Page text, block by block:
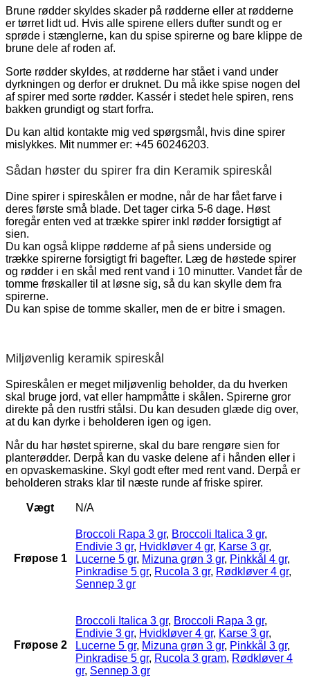
Brune rødder skyldes skader på rødderne eller at rødderne
er tørret lidt ud. Hvis alle spirene ellers dufter sundt og er
sprøde i stænglerne, kan du spise spirerne og bare klippe de
brune dele af roden af.
Sorte rødder skyldes, at rødderne har stået i vand under
dyrkningen og derfor er druknet. Du må ikke spise nogen del
af spirer med sorte rødder. Kassér i stedet hele spiren, rens
bakken grundigt og start forfra.
Du kan altid kontakte mig ved spørgsmål, hvis dine spirer
mislykkes. Mit nummer er: +45 60246203.
Sådan høster du spirer fra din Keramik spireskål
Dine spirer i spireskålen er modne, når de har fået farve i
deres første små blade. Det tager cirka 5-6 dage. Høst
foregår enten ved at trække spirer inkl rødder forsigtigt af
sien.
Du kan også klippe rødderne af på siens underside og
trække spirerne forsigtigt fri bagefter. Læg de høstede spirer
og rødder i en skål med rent vand i 10 minutter. Vandet får de
tomme frøskaller til at løsne sig, så du kan skylle dem fra
spirerne.
Du kan spise de tomme skaller, men de er bitre i smagen.
Miljøvenlig keramik spireskål
Spireskålen er meget miljøvenlig beholder, da du hverken
skal bruge jord, vat eller hampmåtte i skålen. Spirerne gror
direkte på den rustfri stålsi. Du kan desuden glæde dig over,
at du kan dyrke i beholderen igen og igen.
Når du har høstet spirerne, skal du bare rengøre sien for
planterødder. Derpå kan du vaske delene af i hånden eller i
en opvaskemaskine. Skyl godt efter med rent vand. Derpå er
beholderen straks klar til næste runde af friske spirer.
Vægt N/A
Frøpose 1
Broccoli Rapa 3 gr, Broccoli Italica 3 gr,
Endivie 3 gr, Hvidkløver 4 gr, Karse 3 gr,
Lucerne 5 gr, Mizuna grøn 3 gr, Pinkkål 4 gr,
Pinkradise 5 gr, Rucola 3 gr, Rødkløver 4 gr,
Sennep 3 gr
Frøpose 2
Broccoli Italica 3 gr, Broccoli Rapa 3 gr,
Endivie 3 gr, Hvidkløver 4 gr, Karse 3 gr,
Lucerne 5 gr, Mizuna grøn 3 gr, Pinkkål 3 gr,
Pinkradise 5 gr, Rucola 3 gram, Rødkløver 4
gr, Sennep 3 gr